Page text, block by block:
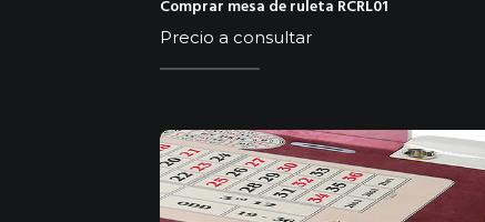
Comprar mesa de ruleta RCRL01
Precio a consultar